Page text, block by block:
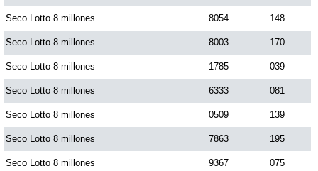
Pick 3 Noche
Pick 4 Día
Pick 4 Noche
Seco Lotto 8 millones 8054 148
Seco Lotto 8 millones 8003 170
Seco Lotto 8 millones 1785 039
Seco Lotto 8 millones 6333 081
Seco Lotto 8 millones 0509 139
Seco Lotto 8 millones 7863 195
Seco Lotto 8 millones 9367 075